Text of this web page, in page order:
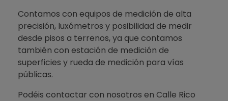
Contamos con equipos de medición de alta
precisión, luxómetros y posibilidad de medir
desde pisos a terrenos, ya que contamos
también con estación de medición de
superficies y rueda de medición para vías
públicas.
Podéis contactar con nosotros en Calle Rico